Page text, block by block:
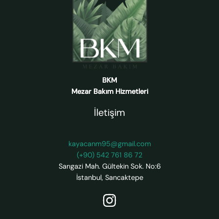
BKM
Mezar Bakım Hizmetleri
İletişim
kayacanm95@gmail.com
(+90) 542 761 86 72
Sarıgazi Mah. Gültekin Sok. No:6
İstanbul, Sancaktepe